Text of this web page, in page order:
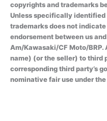
copyrights and trademarks
Unless specifically identified
trademarks does not
endorsement between us
Am/Kawasaki/CF Moto/
name) (or the seller) to third
corresponding third party’s
nominative fair use under